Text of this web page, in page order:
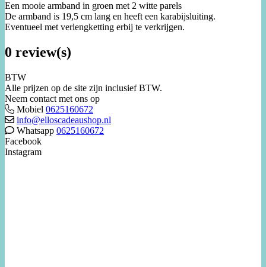
Een mooie armband in groen met 2 witte parels
De armband is 19,5 cm lang en heeft een karabijsluiting.
Eventueel met verlengketting erbij te verkrijgen.
0 review(s)
BTW
Alle prijzen op de site zijn inclusief BTW.
Neem contact met ons op
Mobiel 0625160672
info@elloscadeaushop.nl
Whatsapp 0625160672
Facebook
Instagram